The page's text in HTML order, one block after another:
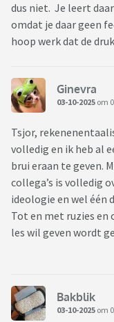
Ik heb zelf de mavo
certificaten en elke
eigenlijk alleen van
Herkennen jullie dit
weekenden wil
tijd over
soms zetten ze
Maar maak me
kinderen en als het
in groep 2-4.
problematiek
toch lijkt er niets te
dus niet. Je leert
omdat je daar geen
hoop werk dat de
Ginevra
03-10-2025 om
Tsjor,
volledig en ik heb al
brui eraan te geven.
collega’s is volledig
ideologie en wel één
Tot en met ruzies en
les wil geven wordt
Bakblik
03-10-2025 om